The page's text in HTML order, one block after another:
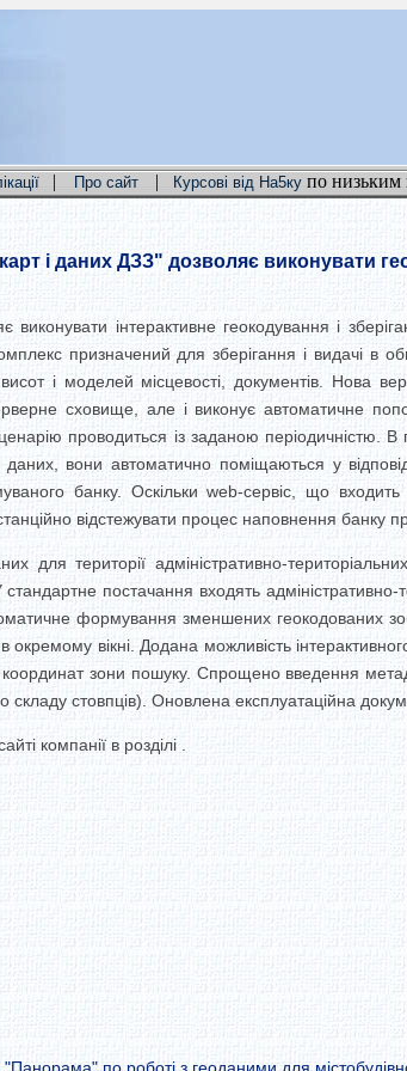
| Про сайт | Курсові від На5ку по низьким
і даних ДЗЗ" дозволяє виконувати
інтерактивне геокодування і
призначений для зберігання і видачі в
і моделей місцевості, документів. Нова
сховище, але і виконує автоматичне
проводиться із заданою періодичністю. В
даних, вони автоматично поміщаються у
банку. Оскільки web-сервіс, що
відстежувати процес наповнення банку
для території адміністративно-
постачання входять адміністративно-
формування зменшених геокодованих
вікні. Додана можливість
зони пошуку. Спрощено введення
стовпців). Оновлена експлуатаційна
компанії в розділі .